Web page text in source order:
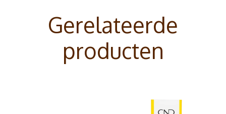
Gerelateerde
producten